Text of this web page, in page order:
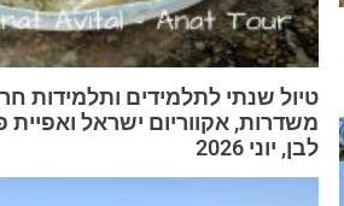
טיול שנתי לתלמידים ותלמידות
משדרות, אקווריום ישראל ואפיית
לבן, יוני 2026